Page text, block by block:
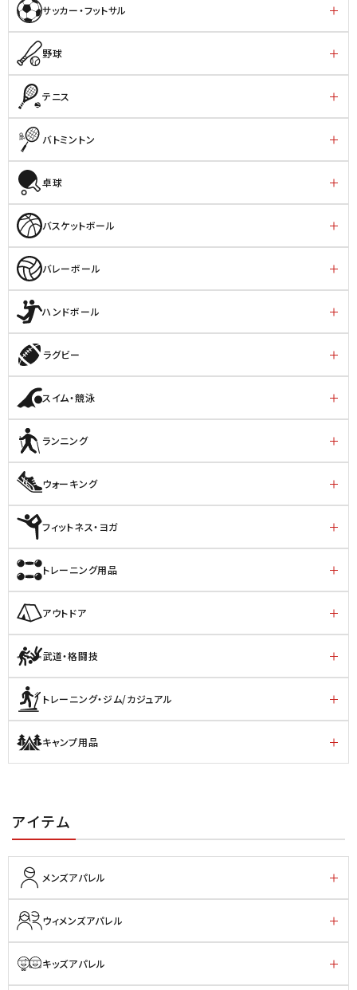
サッカー・フットサル
野球
テニス
バトミントン
卓球
バスケットボール
バレーボール
ハンドボール
ラグビー
スイム・競泳
ランニング
ウォーキング
フィットネス・ヨガ
トレーニング用品
アウトドア
武道・格闘技
トレーニング・ジム/カジュアル
キャンプ用品
アイテム
メンズアパレル
ウィメンズアパレル
キッズアパレル